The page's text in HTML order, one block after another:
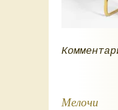
Мелочи